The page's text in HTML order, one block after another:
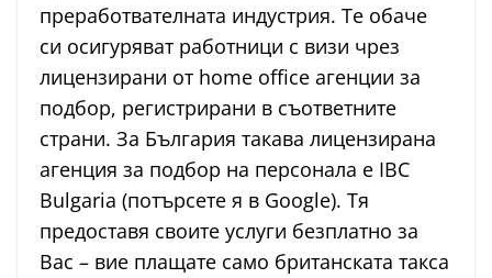
преработвателната индустрия. Те обаче
си осигуряват работници с визи чрез
лицензирани от home office агенции за
подбор, регистрирани в съответните
страни. За България такава лицензирана
агенция за подбор на персонала е IBC
Bulgaria (потърсете я в Google). Тя
предоставя своите услуги безплатно за
Вас – вие плащате само британската такса